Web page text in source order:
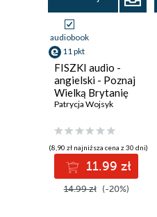
audiobook
11 pkt
FISZKI audio -
angielski - Poznaj
Wielką Brytanię
Patrycja Wojsyk
(8,90 zł najniższa cena z 30 dni)
11.99 zł
14.99 zł (-20%)